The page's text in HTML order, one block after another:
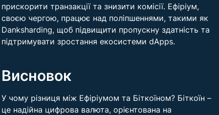
прискорити транзакції та знизити комісії. Ефіріум,
своєю чергою, працює над поліпшеннями, такими як
Danksharding, щоб підвищити пропускну здатність та
підтримувати зростання екосистеми dApps.
Висновок
У чому різниця між Ефіріумом та Біткоїном? Біткоїн –
це надійна цифрова валюта, орієнтована на